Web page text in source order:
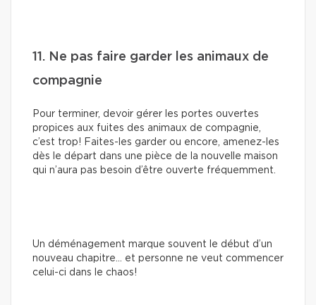
11. Ne pas faire garder les animaux de
compagnie
Pour terminer, devoir gérer les portes ouvertes
propices aux fuites des animaux de compagnie,
c’est trop! Faites-les garder ou encore, amenez-les
dès le départ dans une pièce de la nouvelle maison
qui n’aura pas besoin d’être ouverte fréquemment.
Un déménagement marque souvent le début d’un
nouveau chapitre… et personne ne veut commencer
celui-ci dans le chaos!